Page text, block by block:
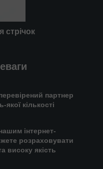
стрічок
партнер
якої кількості
інтернет-
розраховувати
високу якість